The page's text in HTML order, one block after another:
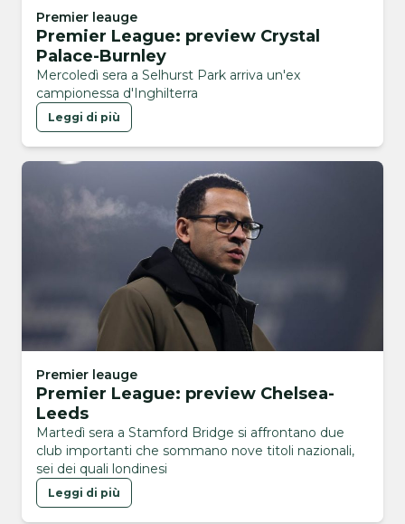
Premier leauge
Premier League: preview Crystal
Palace-Burnley
Mercoledì sera a Selhurst Park arriva un'ex
campionessa d'Inghilterra
Leggi di più
Premier leauge
Premier League: preview Chelsea-
Leeds
Martedì sera a Stamford Bridge si affrontano due
club importanti che sommano nove titoli nazionali,
sei dei quali londinesi
Leggi di più